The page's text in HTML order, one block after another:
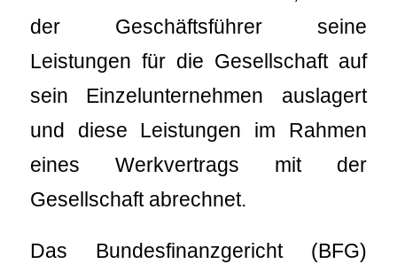
der Geschäftsführer seine
Leistungen für die Gesellschaft auf
sein Einzelunternehmen auslagert
und diese Leistungen im Rahmen
eines Werkvertrags mit der
Gesellschaft abrechnet.
Das Bundesfinanzgericht (BFG)